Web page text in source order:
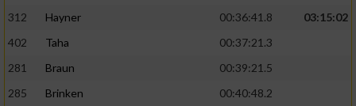
312
Hayner 00:36:41.8
03:15:02
402
Taha
00:37:21.3
281
Braun
00:39:21.5
285
Brinken
00:40:48.2